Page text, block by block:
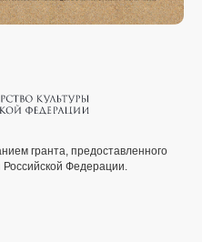
гранта, предоставленного
Федерации.